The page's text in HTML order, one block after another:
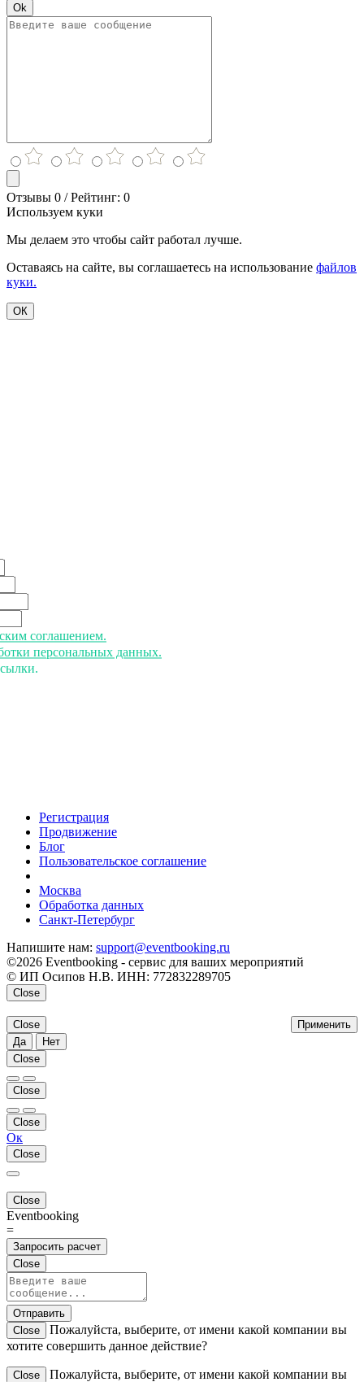
Ok
Отзывы 0 / Рейтинг: 0
Используем куки
Мы делаем это чтобы сайт работал лучше.
Оставаясь на сайте, вы соглашаетесь на использование файлов
куки.
ОК
соглашением.
персональных данных.
Регистрация
Продвижение
Блог
Пользовательское соглашение
Москва
Обработка данных
Санкт-Петербург
Напишите нам: support@eventbooking.ru
©2026 Eventbooking - сервис для ваших мероприятий
© ИП Осипов Н.В. ИНН: 772832289705
Close
Применить
Close
Да
Нет
Close
Close
Close
Ок
Close
Close
Eventbooking
=
Запросить расчет
Close
Отправить
Close
Пожалуйста, выберите, от имени какой компании вы
хотите совершить данное действие?
Close Пожалуйста, выберите, от имени какой компании вы